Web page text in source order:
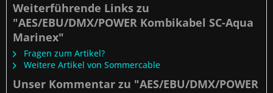
Weiterführende Links zu
"AES/EBU/DMX/POWER Kombikabel SC-Aqua
Marinex"
Fragen zum Artikel?
Weitere Artikel von Sommercable
Unser Kommentar zu "AES/EBU/DMX/POWER